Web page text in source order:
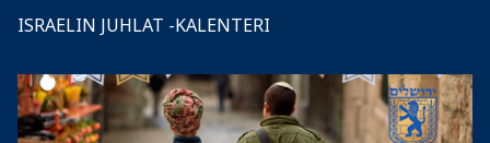
ISRAELIN JUHLAT -KALENTERI